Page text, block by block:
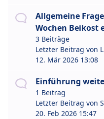
Allgemeine
Wochen Beikost
3 Beiträge
Letzter Beitrag von
12. Mär 2026 13:08
Einführung
1 Beitrag
Letzter Beitrag von
20. Feb 2026 15:47